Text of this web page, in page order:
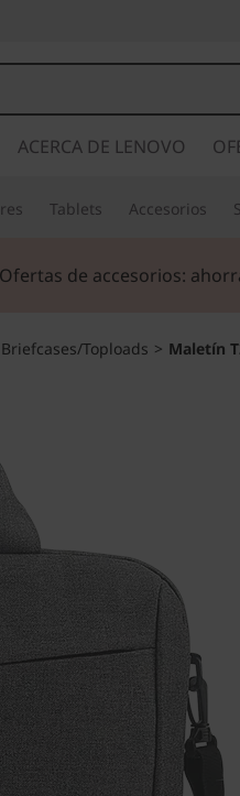
ACERCA DE LENOVO
Tablets Accesorios
Ofertas de accesorios: a
Briefcases/Toploads > Maletín